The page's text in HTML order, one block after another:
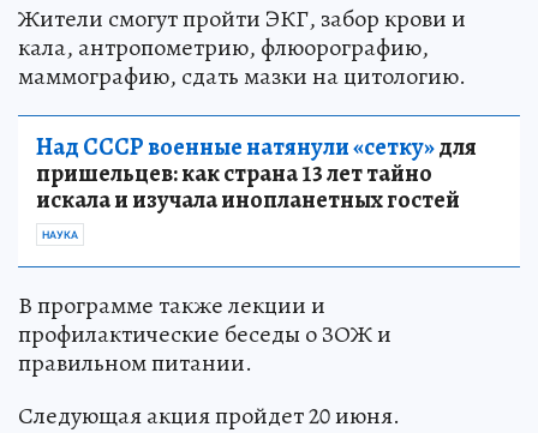
Жители смогут пройти ЭКГ, забор крови и
кала, антропометрию, флюорографию,
маммографию, сдать мазки на цитологию.
Над СССР военные натянули «сетку»для
пришельцев: как страна 13 лет тайно
искала и изучала инопланетных гостей
НАУКА
В программе также лекции и
профилактические беседы о ЗОЖ и
правильном питании.
Следующая акция пройдет 20 июня.